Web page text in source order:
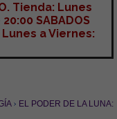
Tienda: Lunes
SABADOS
Lunes a Viernes:
EL PODER DE LA LUNA: